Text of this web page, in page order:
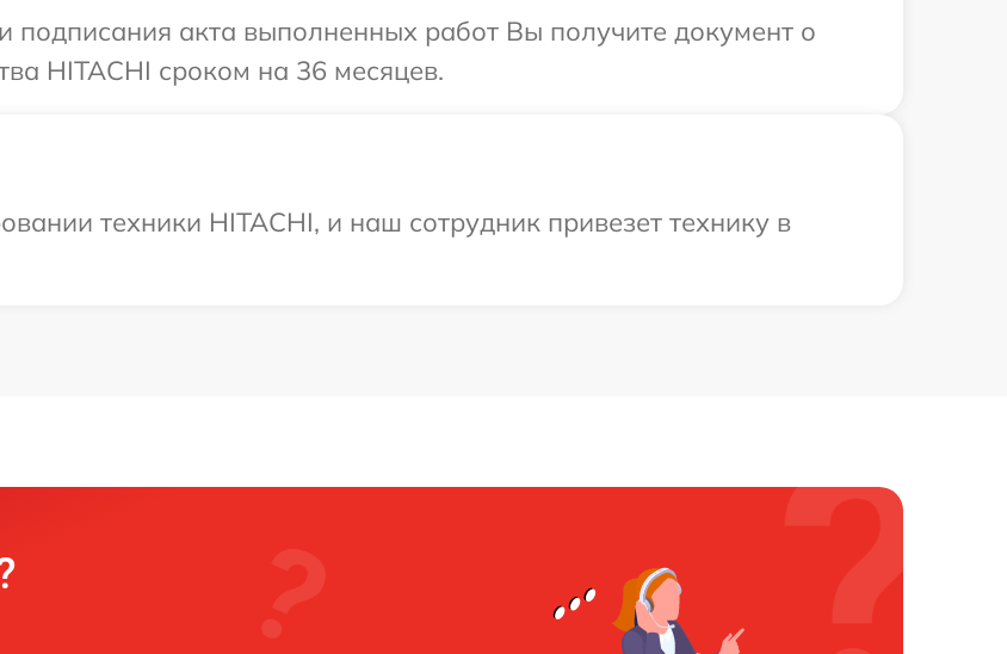
подписания акта выполненных работ Вы получите документ о
HITACHI сроком на 36 месяцев.
техники HITACHI, и наш сотрудник привезет технику в